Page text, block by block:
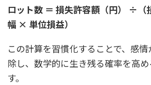
ロット数 ＝ 損失許容額（円） ÷（
幅 × 単位損益）
この計算を習慣化することで、感
除し、数学的に生き残る確率を高
す。